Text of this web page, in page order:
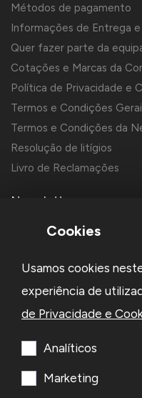
Métodos de pagamento
Informações de Entrega
Quer fazer parte da
Cotações e Marcas da
Política de Privacidade e
Termos e Condições
Termos e Condições da
Resolução de litígios
Livro de Reclamações
Newsletter
Li e aceito aPolítica de
Cookies
Usamos cookies
experiência de
de Privacidade e
Analíticos
Marketing